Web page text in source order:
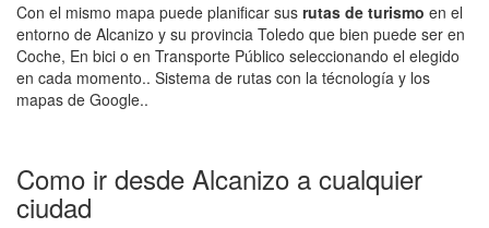
Con el mismo mapa puede planificar sus rutas de turismo en el
entorno de Alcanizo y su provincia Toledo que bien puede ser en
Coche, En bici o en Transporte Público seleccionando el elegido
en cada momento.. Sistema de rutas con la técnología y los
mapas de Google..
Como ir desde Alcanizo a cualquier
ciudad